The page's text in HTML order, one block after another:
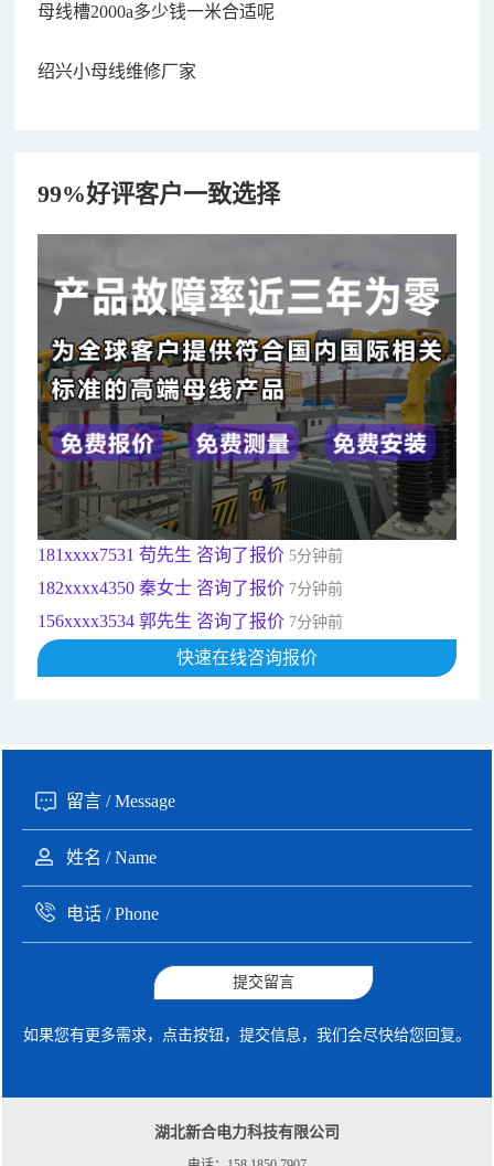
母线槽2000a多少钱一米合适呢
绍兴小母线维修厂家
99%好评客户一致选择
182xxxx4350 秦女士 咨询了报价 7分钟前
156xxxx3534 郭先生 咨询了报价7分钟前
192xxxx2920 周先生 咨询了报价10分钟前
189xxxx6562 王先生 咨询了报价1秒前
190xxxx3508 徐女士 咨询了报价5秒前
135xxxx6654 张先生 咨询了报价
181xxxx7531 苟先生 咨询了报价5分钟前
182xxxx4350 秦女士 咨询了报价 7分钟前
156xxxx3534 郭先生 咨询了报价 7分钟前
192xxxx2920 周先生 咨询了报价 10分钟前
189xxxx6562 王先生 咨询了报价1秒前
快速在线咨询报价
提交留言
如果您有更多需求，点击按钮，提交信息，我们会尽快给您回复。
湖北新合电力科技有限公司